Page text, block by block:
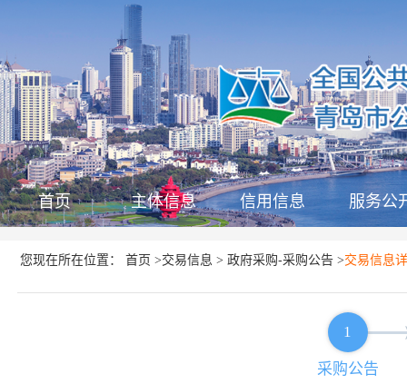
首页 主体信息 信用信息 服务公
您现在所在位置： 首页 >交易信息 > 政府采购-采购公告 >交易信息
1
采购公告